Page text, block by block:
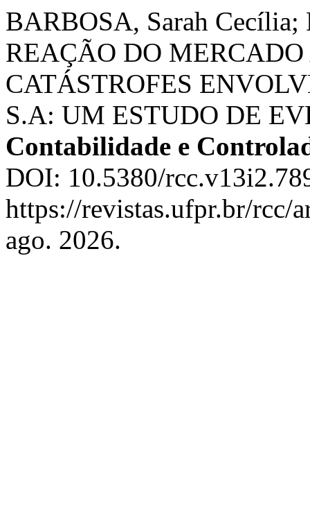
BARBOSA, Sarah Cecília;
REAÇÃO DO
CATÁSTROFES
S.A: UM ESTUDO DE
Contabilidade e
DOI: 10.5380/
https://revistas.ufpr.br/rcc/
ago. 2026.